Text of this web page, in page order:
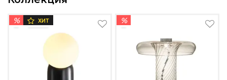
Подбор, производство и комплектация по вашему
Все категории товаров
Реализованные проекты
% ХИТ %